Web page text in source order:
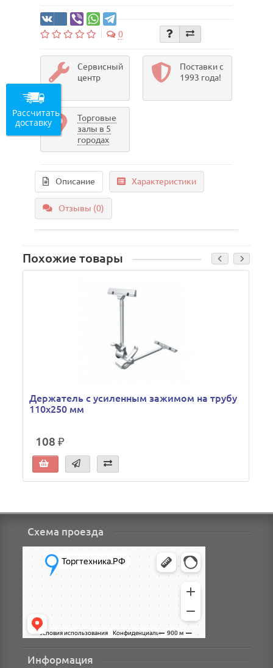
0
Сервисный
центр
Поставки с
1993 года!
Торговые
залы в 5
городах
Описание Характеристики
Отзывы (0)
Похожие товары
Держатель с усиленным зажимом на трубу
110х250 мм
108 ₽
Схема проезда
Информация
Рассчитать
доставку